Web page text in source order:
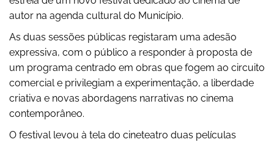
autor na agenda cultural do Município.
As duas sessões públicas registaram uma adesão
expressiva, com o público a responder à proposta de
um programa centrado em obras que fogem ao circuito
comercial e privilegiam a experimentação, a liberdade
criativa e novas abordagens narrativas no cinema
contemporâneo.
O festival levou à tela do cineteatro duas películas